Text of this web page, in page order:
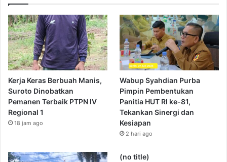
Kerja Keras Berbuah Manis,
Suroto Dinobatkan
Pemanen Terbaik PTPN IV
Regional 1
18 jam ago
Wabup Syahdian Purba
Pimpin Pembentukan
Panitia HUT RI ke-81,
Tekankan Sinergi dan
Kesiapan
2 hari ago
(no title)